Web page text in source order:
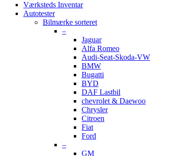
Værksteds Inventar
Autotester
Bilmærke sorteret
–
Jaguar
Alfa Romeo
Audi-Seat-Skoda-VW
BMW
Bugatti
BYD
DAF Lastbil
chevrolet & Daewoo
Chrysler
Citroen
Fiat
Ford
–
GM